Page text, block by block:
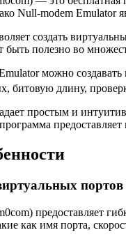
Null-modem Emulator
создать
полезно во
можно
битовую длину,
простым и
предоставляет
портов
предоставляет
как имя порта,